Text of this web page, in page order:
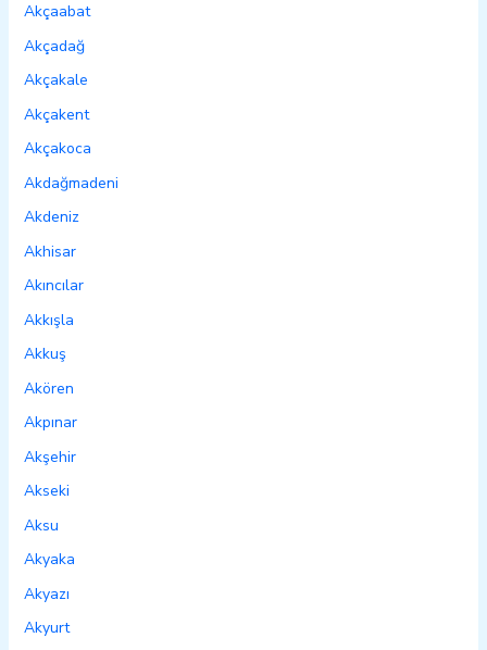
Akçaabat
Akçadağ
Akçakale
Akçakent
Akçakoca
Akdağmadeni
Akdeniz
Akhisar
Akıncılar
Akkışla
Akkuş
Akören
Akpınar
Akşehir
Akseki
Aksu
Akyaka
Akyazı
Akyurt